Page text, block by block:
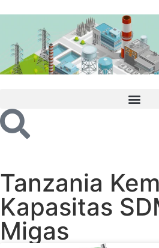
Tanzania
Kapasitas
Migas